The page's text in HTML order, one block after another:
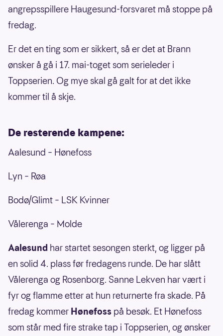
angrepsspillere Haugesund-forsvaret må stoppe på
fredag.
Er det en ting som er sikkert, så er det at Brann
ønsker å gå i 17. mai-toget som serieleder i
Toppserien. Og mye skal gå galt for at det ikke
kommer til å skje.
De resterende kampene:
Aalesund – Hønefoss
Lyn – Røa
Bodø/Glimt – LSK Kvinner
Vålerenga – Molde
Aalesund har startet sesongen sterkt, og ligger på
en solid 4. plass før fredagens runde. De har slått
Vålerenga og Rosenborg. Sanne Lekven har vært i
fyr og flamme etter at hun returnerte fra skade. På
fredag kommer Hønefoss på besøk. Et Hønefoss
som står med fire strake tap i Toppserien, og ønsker